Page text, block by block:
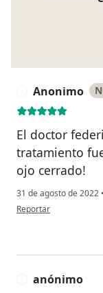
Anonimo
El doctor
tratamiento
ojo cerrado!
31 de agosto de 2022 •
en opinión del usuario
Reportar
anónimo